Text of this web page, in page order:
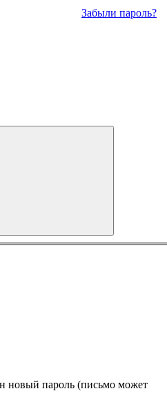
Забыли пароль?
новый пароль (письмо может